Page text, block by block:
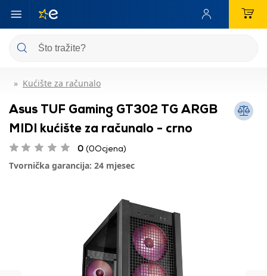
Kućište za računalo
Asus TUF Gaming GT302 TG ARGB
MIDI kućište za računalo - crno
0 (0Ocjena)
Tvornička garancija: 24 mjesec